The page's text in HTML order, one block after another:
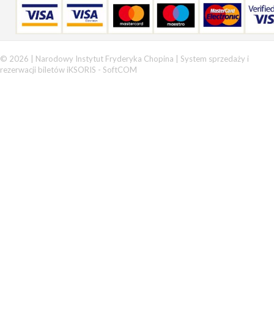
© 2026 | Narodowy Instytut Fryderyka Chopina | System sprzedaży i
rezerwacji biletów iKSORIS - SoftCOM